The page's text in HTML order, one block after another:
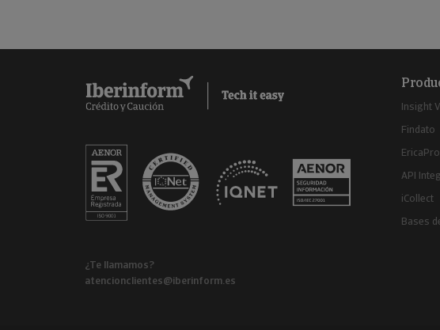
¿Te llamamos?
atencionclientes@iberinform.es
Insight
Findato
EricaPro
API
iCollect
Bases